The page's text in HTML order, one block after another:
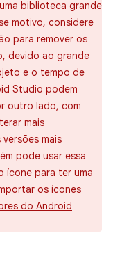
biblioteca grande
motivo, considere
para remover os
devido ao grande
e o tempo de
Studio podem
outro lado, com
mais
mais
pode usar essa
para ter uma
os ícones
do Android